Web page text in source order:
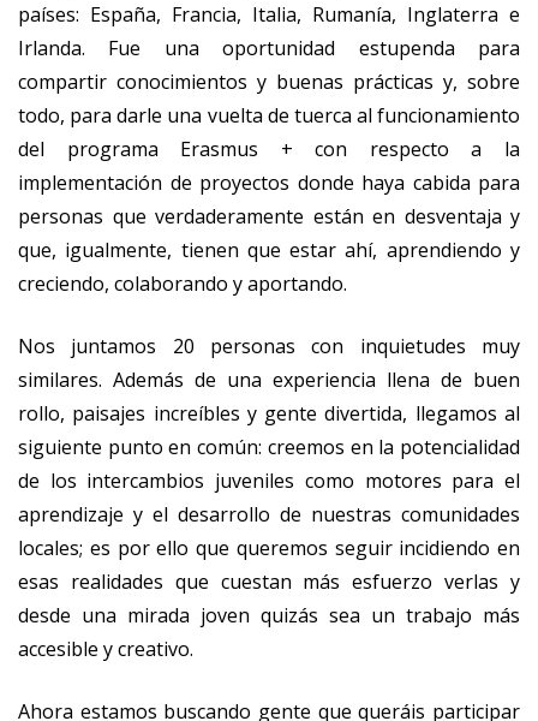
países: España, Francia, Italia, Rumanía, Inglaterra e
Irlanda. Fue una oportunidad estupenda para
compartir conocimientos y buenas prácticas y, sobre
todo, para darle una vuelta de tuerca al funcionamiento
del programa Erasmus + con respecto a la
implementación de proyectos donde haya cabida para
personas que verdaderamente están en desventaja y
que, igualmente, tienen que estar ahí, aprendiendo y
creciendo, colaborando y aportando.
Nos juntamos 20 personas con inquietudes muy
similares. Además de una experiencia llena de buen
rollo, paisajes increíbles y gente divertida, llegamos al
siguiente punto en común: creemos en la potencialidad
de los intercambios juveniles como motores para el
aprendizaje y el desarrollo de nuestras comunidades
locales; es por ello que queremos seguir incidiendo en
esas realidades que cuestan más esfuerzo verlas y
desde una mirada joven quizás sea un trabajo más
accesible y creativo.
Ahora estamos buscando gente que queráis participar